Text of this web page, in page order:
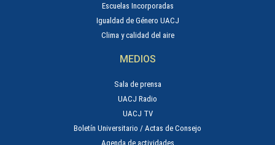
Escuelas Incorporadas
Igualdad de Género UACJ
Clima y calidad del aire
MEDIOS
Sala de prensa
UACJ Radio
UACJ TV
Boletín Universitario / Actas de Consejo
Agenda de actividades